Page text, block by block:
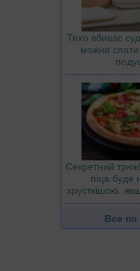
Тихо вбиває
можна спати
Секретний
піца буде
хрусткішою.
Все по